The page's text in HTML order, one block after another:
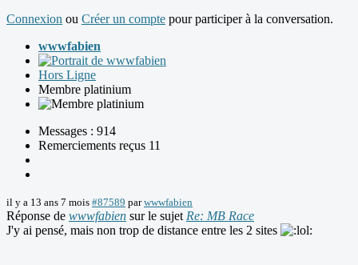
Connexion ou Créer un compte pour participer à la conversation.
wwwfabien
Hors Ligne
Membre platinium
Messages : 914
Remerciements reçus 11
il y a 13 ans 7 mois #87589 parwwwfabien
Réponse de wwwfabien sur le sujet Re: MB Race
J'y ai pensé, mais non trop de distance entre les 2 sites